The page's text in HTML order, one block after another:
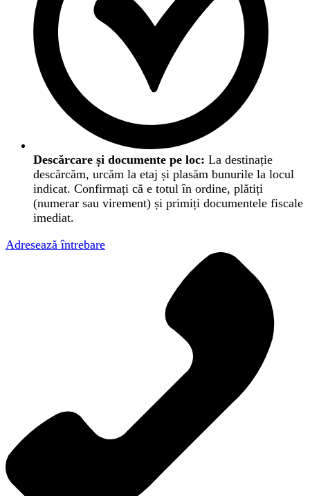
Descărcare și documente pe loc: La destinație
descărcăm, urcăm la etaj și plasăm bunurile la locul
indicat. Confirmați că e totul în ordine, plătiți
(numerar sau virement) și primiți documentele fiscale
imediat.
Adresează întrebare